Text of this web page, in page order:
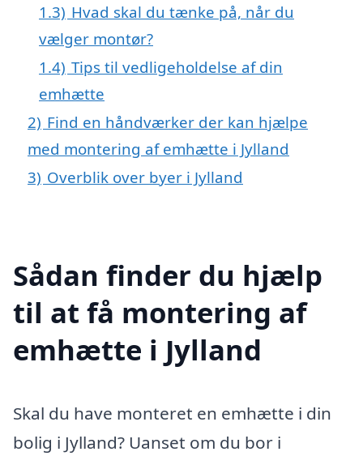
1.3) Hvad skal du tænke på, når du
vælger montør?
1.4) Tips til vedligeholdelse af din
emhætte
2) Find en håndværker der kan hjælpe
med montering af emhætte i Jylland
3) Overblik over byer i Jylland
Sådan finder du hjælp
til at få montering af
emhætte i Jylland
Skal du have monteret en emhætte i din
bolig i Jylland? Uanset om du bor i